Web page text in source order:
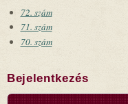
72. szám
71. szám
70. szám
Bejelentkezés